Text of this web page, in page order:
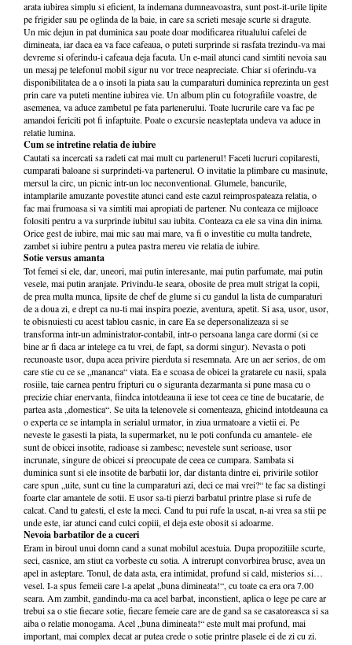
arata iubirea simplu si eficient, la indemana dumneavoastra, sunt post-it-urile lipite
pe frigider sau pe oglinda de la baie, in care sa scrieti mesaje scurte si dragute.
Un mic dejun in pat duminica sau poate doar modificarea ritualului cafelei de
dimineata, iar daca ea va face cafeaua, o puteti surprinde si rasfata trezindu-va mai
devreme si oferindu-i cafeaua deja facuta. Un e-mail atunci cand simtiti nevoia sau
un mesaj pe telefonul mobil sigur nu vor trece neapreciate. Chiar si oferindu-va
disponibilitatea de a o insoti la piata sau la cumparaturi duminica reprezinta un gest
prin care va puteti mentine iubirea vie. Un album plin cu fotografiile voastre, de
asemenea, va aduce zambetul pe fata partenerului. Toate lucrurile care va fac pe
amandoi fericiti pot fi infaptuite. Poate o excursie neasteptata undeva va aduce in
relatie lumina.
Cum se intretine relatia de iubire
Cautati sa incercati sa radeti cat mai mult cu partenerul! Faceti lucruri copilaresti,
cumparati baloane si surprindeti-va partenerul. O invitatie la plimbare cu masinute,
mersul la circ, un picnic intr-un loc neconventional. Glumele, bancurile,
intamplarile amuzante povestite atunci cand este cazul reimprospateaza relatia, o
fac mai frumoasa si va simtiti mai apropiati de partener. Nu conteaza ce mijloace
folositi pentru a va surprinde iubitul sau iubita. Conteaza ca ele sa vina din inima.
Orice gest de iubire, mai mic sau mai mare, va fi o investitie cu multa tandrete,
zambet si iubire pentru a putea pastra mereu vie relatia de iubire.
Sotie versus amanta
Tot femei si ele, dar, uneori, mai putin interesante, mai putin parfumate, mai putin
vesele, mai putin aranjate. Privindu-le seara, obosite de prea mult strigat la copii,
de prea multa munca, lipsite de chef de glume si cu gandul la lista de cumparaturi
de a doua zi, e drept ca nu-ti mai inspira poezie, aventura, apetit. Si asa, usor, usor,
te obisnuiesti cu acest tablou casnic, in care Ea se depersonalizeaza si se
transforma intr-un administrator-contabil, intr-o persoana langa care dormi (si ce
bine ar fi daca ar intelege ca tu vrei, de fapt, sa dormi singur). Nevasta o poti
recunoaste usor, dupa acea privire pierduta si resemnata. Are un aer serios, de om
care stie cu ce se „mananca“ viata. Ea e scoasa de obicei la gratarele cu nasii, spala
rosiile, taie carnea pentru fripturi cu o siguranta dezarmanta si pune masa cu o
precizie chiar enervanta, fiindca intotdeauna ii iese tot ceea ce tine de bucatarie, de
partea asta „domestica“. Se uita la telenovele si comenteaza, ghicind intotdeauna ca
o experta ce se intampla in serialul urmator, in ziua urmatoare a vietii ei. Pe
neveste le gasesti la piata, la supermarket, nu le poti confunda cu amantele- ele
sunt de obicei insotite, radioase si zambesc; nevestele sunt serioase, usor
incrunate, singure de obicei si preocupate de ceea ce cumpara. Sambata si
duminica sunt si ele insotite de barbatii lor, dar distanta dintre ei, privirile sotilor
care spun „uite, sunt cu tine la cumparaturi azi, deci ce mai vrei?“ te fac sa distingi
foarte clar amantele de sotii. E usor sa-ti pierzi barbatul printre plase si rufe de
calcat. Cand tu gatesti, el este la meci. Cand tu pui rufe la uscat, n-ai vrea sa stii pe
unde este, iar atunci cand culci copiii, el deja este obosit si adoarme.
Nevoia barbatilor de a cuceri
Eram in biroul unui domn cand a sunat mobilul acestuia. Dupa propozitiile scurte,
seci, casnice, am stiut ca vorbeste cu sotia. A intrerupt convorbirea brusc, avea un
apel in asteptare. Tonul, de data asta, era intimidat, profund si cald, misterios si…
vesel. I-a spus femeii care l-a apelat „buna dimineata!“, cu toate ca era ora 7.00
seara. Am zambit, gandindu-ma ca acel barbat, inconstient, aplica o lege pe care ar
trebui sa o stie fiecare sotie, fiecare femeie care are de gand sa se casatoreasca si sa
aiba o relatie monogama. Acel „buna dimineata!“ este mult mai profund, mai
important, mai complex decat ar putea crede o sotie printre plasele ei de zi cu zi.